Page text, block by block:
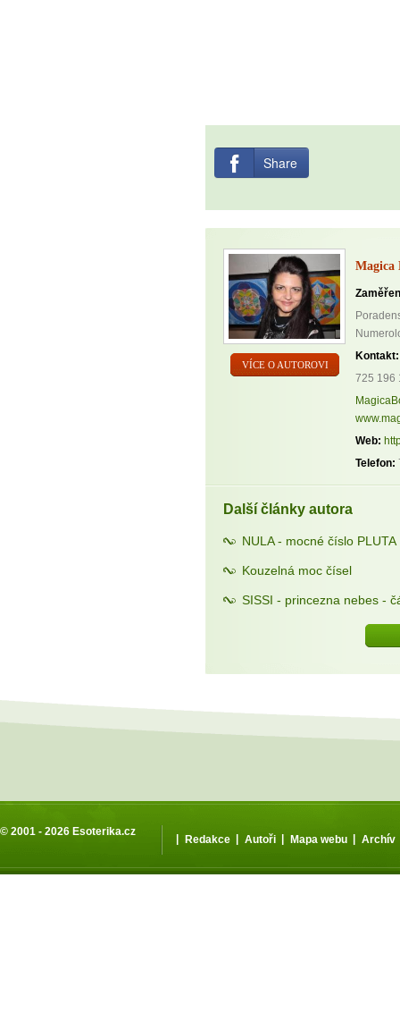
Share
VÍCE O AUTOROVI
Magica
Kontakt:
725 196
Web:
Telefon:
Další články autora
NULA - mocné číslo PLUTA
Kouzelná moc čísel
SISSI - princezna nebes -
© 2001 - 2026 Esoterika.cz
| Redakce | Autoři | Mapa webu | Archív